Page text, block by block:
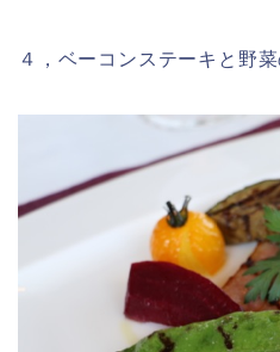
４，ベーコンステーキと野